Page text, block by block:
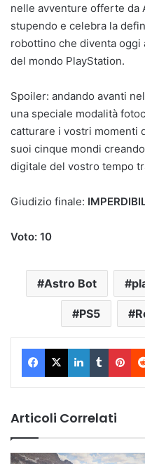
nelle avventure offerte da
stupendo e celebra la
robottino che diventa
del mondo PlayStation.
Spoiler: andando avanti
una speciale modalità
catturare i vostri momenti
suoi cinque mondi
digitale del vostro tempo
Giudizio finale:
Voto: 10
Astro Bot
PS5
Facebook
X LinkedIn
Tumblr
Articoli Correlati